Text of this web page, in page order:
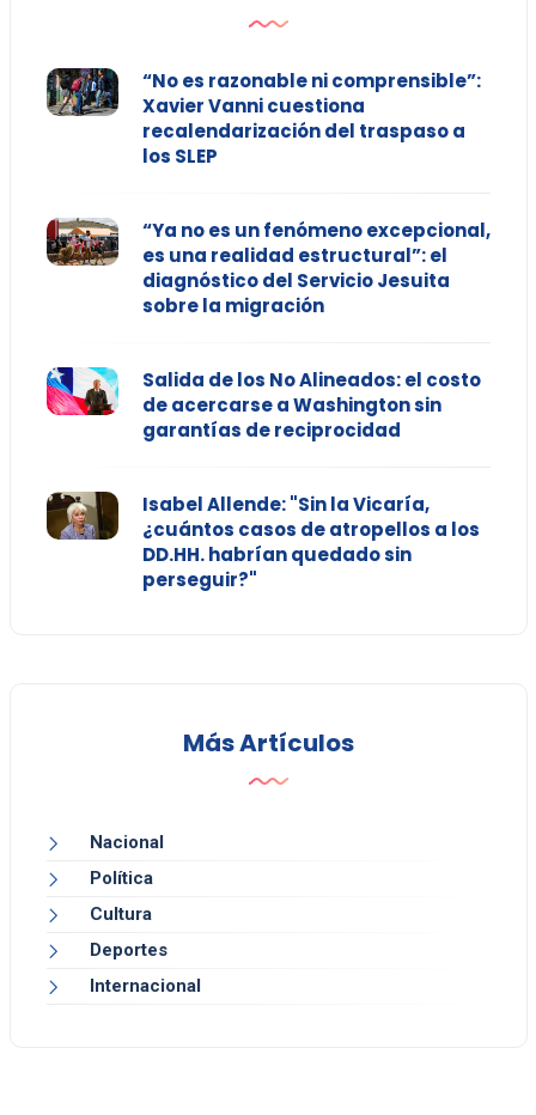
“No es razonable ni comprensible”:
Xavier Vanni cuestiona
recalendarización del traspaso a
los SLEP
“Ya no es un fenómeno excepcional,
es una realidad estructural”: el
diagnóstico del Servicio Jesuita
sobre la migración
Salida de los No Alineados: el costo
de acercarse a Washington sin
garantías de reciprocidad
Isabel Allende: "Sin la Vicaría,
¿cuántos casos de atropellos a los
DD.HH. habrían quedado sin
perseguir?"
Más Artículos
Nacional
Política
Cultura
Deportes
Internacional